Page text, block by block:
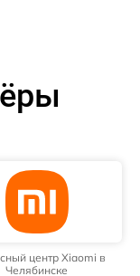
центр Xiaomi в
Челябинске